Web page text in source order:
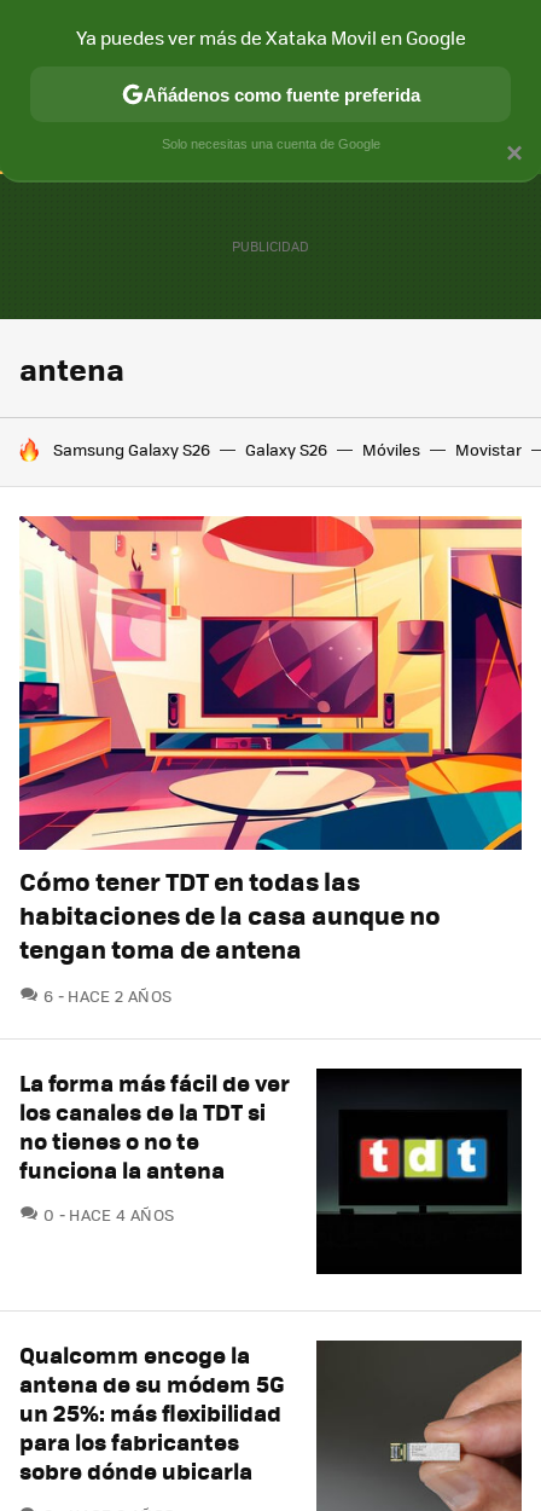
CONECTIVIDAD MÓVIL Y SOCIEDAD APLICACIONES
antena
HOY SE HABLA DE
Samsung Galaxy S26 Galaxy S26 Móviles Movistar
Cómo tener TDT en todas las
habitaciones de la casa aunque no
tengan toma de antena
6 COMENTARIOS
HACE 2 AÑOS
La forma más fácil de ver
los canales de la TDT si
no tienes o no te
funciona la antena
0 COMENTARIOS
HACE 4 AÑOS
Qualcomm encoge la
antena de su módem 5G
un 25%: más flexibilidad
para los fabricantes
sobre dónde ubicarla
×
Ya puedes ver más de Xataka Movil en Google
Añádenos como fuente preferida
Solo necesitas una cuenta de Google